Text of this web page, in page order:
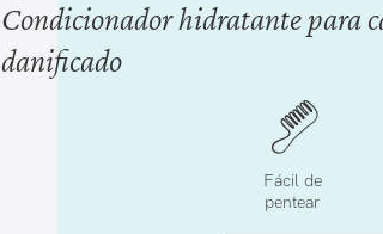
Condicionador hidratante para
danificado
Fácil de
pentear